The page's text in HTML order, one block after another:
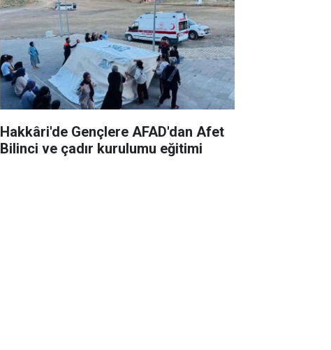
Hakkâri'de Gençlere AFAD'dan Afet
Bilinci ve çadır kurulumu eğitimi